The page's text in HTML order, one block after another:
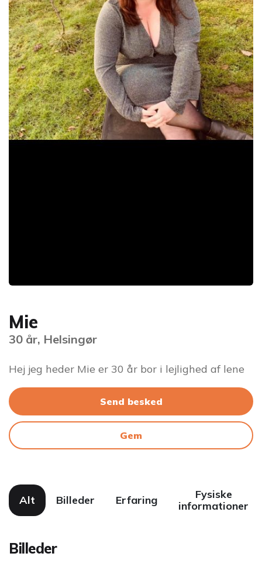
Mie
30 år, Helsingør
Hej jeg heder Mie er 30 år bor i lejlighed af lene
Send besked
Gem
Alt Billeder Erfaring
Fysiske
informationer
Billeder